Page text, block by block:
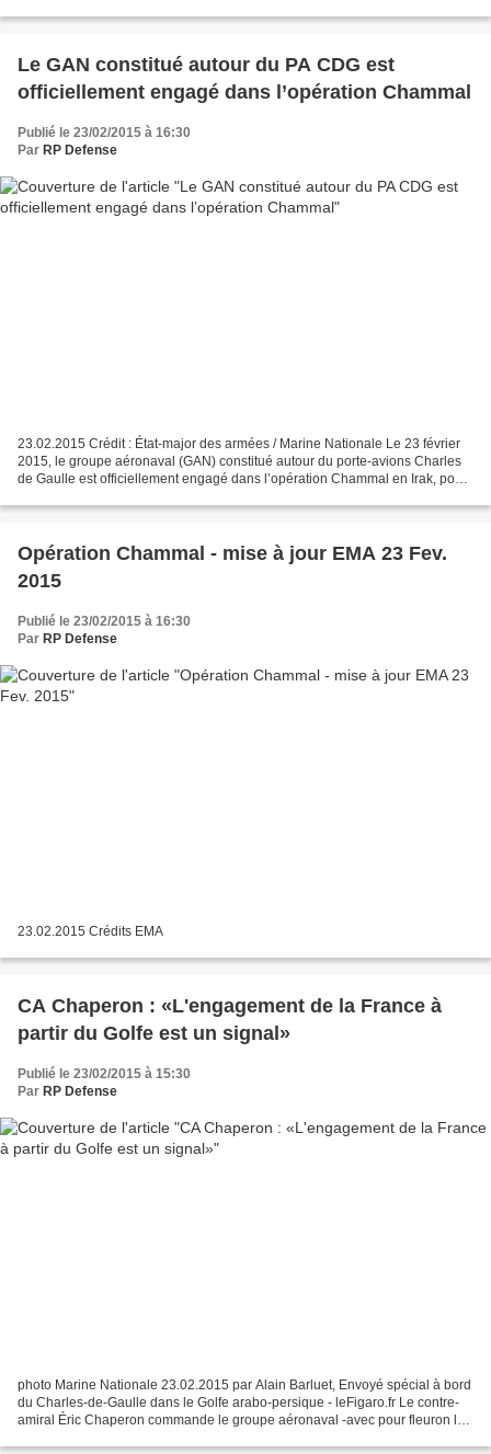
Le GAN constitué autour du PA CDG est
officiellement engagé dans l’opération Chammal
Publié le 23/02/2015 à 16:30
Par RP Defense
23.02.2015 Crédit : État-major des armées / Marine Nationale Le 23 février
2015, le groupe aéronaval (GAN) constitué autour du porte-avions Charles
de Gaulle est officiellement engagé dans l’opération Chammal en Irak, pour
Opération Chammal - mise à jour EMA 23 Fev.
2015
Publié le 23/02/2015 à 16:30
Par RP Defense
23.02.2015 Crédits EMA
CA Chaperon : «L'engagement de la France à
partir du Golfe est un signal»
Publié le 23/02/2015 à 15:30
Par RP Defense
photo Marine Nationale 23.02.2015 par Alain Barluet, Envoyé spécial à bord
du Charles-de-Gaulle dans le Golfe arabo-persique - leFigaro.fr Le contre-
amiral Éric Chaperon commande le groupe aéronaval -avec pour fleuron le